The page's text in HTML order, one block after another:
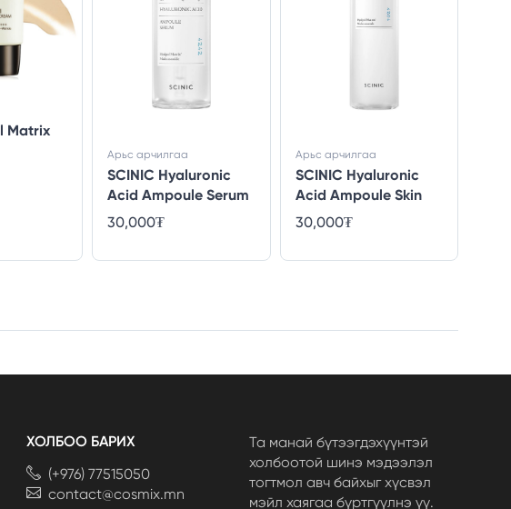
Matrix
SCINIC Hyaluronic
Acid Ampoule Serum
Арьс арчилгаа
30,000₮
SCINIC Hyaluronic
Acid Ampoule Skin
Арьс арчилгаа
30,000₮
ХОЛБОО БАРИХ
(+976) 77515050
contact@cosmix.mn
Та манай бүтээгдэхүүнтэй
холбоотой шинэ мэдээлэл
тогтмол авч байхыг хүсвэл
мэйл хаягаа бүртгүүлнэ үү.